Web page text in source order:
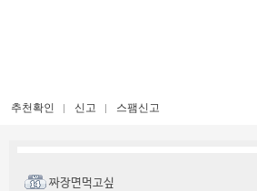
추천확인 신고 스팸신고
짜장면먹고싶